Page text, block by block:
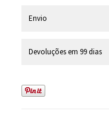
Envio
Devoluções em 99 dias